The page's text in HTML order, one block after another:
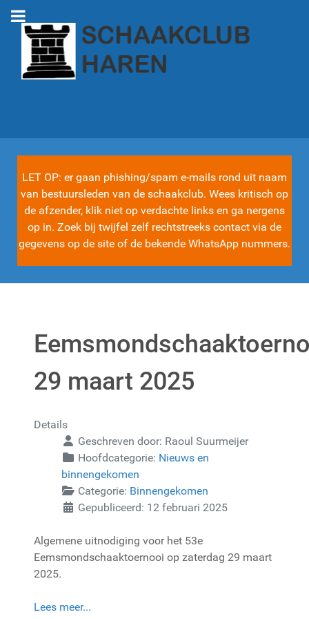
LET OP: er gaan phishing/spam e-mails rond uit naam
van bestuursleden van de schaakclub. Wees kritisch op
de afzender, klik niet op verdachte links en ga nergens
op in. Zoek bij twijfel zelf rechtstreeks contact via de
gegevens op de site of de bekende WhatsApp nummers.
29 maart 2025
Details
Geschreven door: Raoul Suurmeijer
Hoofdcategorie: Nieuws en
binnengekomen
Categorie: Binnengekomen
Gepubliceerd: 12 februari 2025
Algemene uitnodiging voor het 53e
Eemsmondschaaktoernooi op zaterdag 29 maart
2025.
Lees meer...